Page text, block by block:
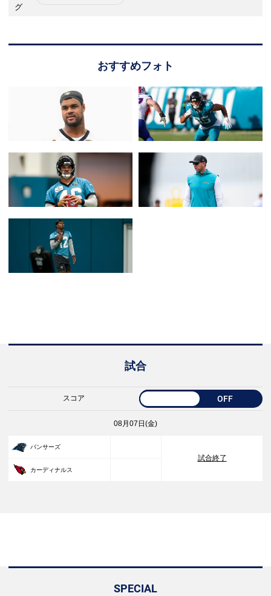
グ
おすすめフォト
試合
スコア OFF
08月07日(金)
パンサーズ
試合終了
カーディナルス
SPECIAL